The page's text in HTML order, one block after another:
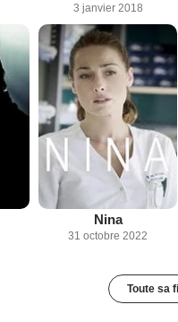
3 janvier 2018
Nina
31 octobre 2022
Toute sa